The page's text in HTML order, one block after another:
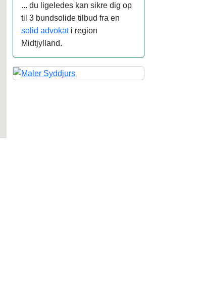
... du ligeledes kan sikre dig op
til 3 bundsolide tilbud fra en
solid advokati region
Midtjylland.